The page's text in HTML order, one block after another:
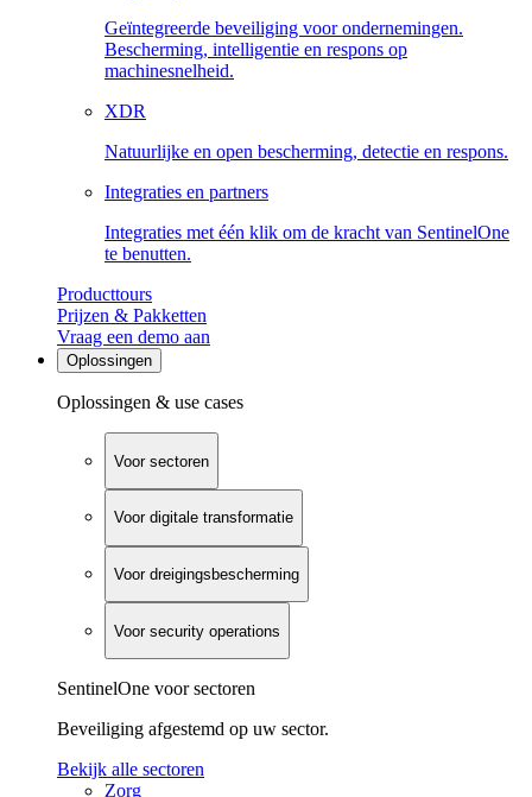
Geïntegreerde beveiliging voor ondernemingen.
Bescherming, intelligentie en respons op
machinesnelheid.
XDR
Natuurlijke en open bescherming, detectie en respons.
Integraties en partners
Integraties met één klik om de kracht van SentinelOne
te benutten.
Producttours
Prijzen & Pakketten
Vraag een demo aan
Oplossingen
Oplossingen & use cases
Voor sectoren
Voor digitale transformatie
Voor dreigingsbescherming
Voor security operations
SentinelOne voor sectoren
Beveiliging afgestemd op uw sector.
Bekijk alle sectoren
Zorg